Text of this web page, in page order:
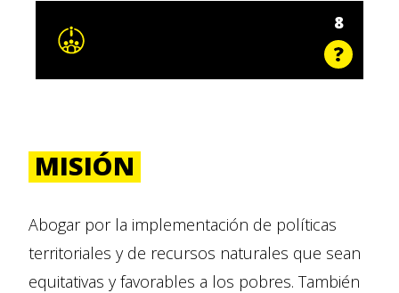
8
MISIÓN
Abogar por la implementación de políticas
territoriales y de recursos naturales que sean
equitativas y favorables a los pobres. También